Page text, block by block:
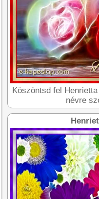
Köszöntsd fel
névre